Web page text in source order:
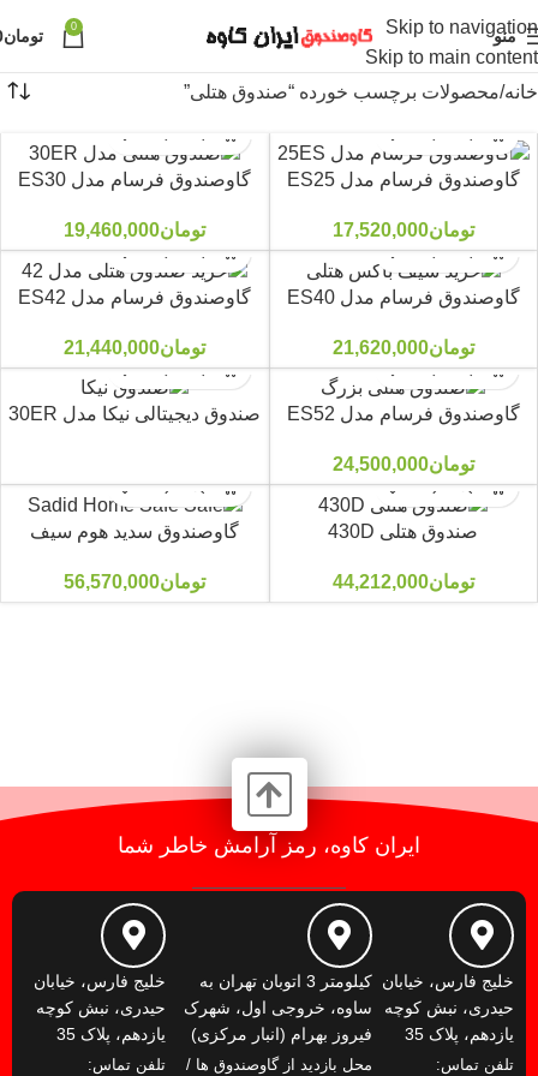
Skip to navigation
Skip to main content
منو 0 تومان
خانه محصولات برچسب خورده “صندوق هتلی”
گاوصندوق فرسام مدل ES25
تومان17,520,000
گاوصندوق فرسام مدل ES30
تومان19,460,000
گاوصندوق فرسام مدل ES40
تومان21,620,000
گاوصندوق فرسام مدل ES42
تومان21,440,000
گاوصندوق فرسام مدل ES52
تومان24,500,000
صندوق دیجیتالی نیکا مدل 30ER
صندوق هتلی 430D
تومان44,212,000
گاوصندوق سدید هوم سیف
تومان56,570,000
ایران کاوه، رمز آرامش خاطر شما
خلیج فارس، خیابان
حیدری، نبش کوچه
یازدهم، پلاک 35
تلفن تماس:
کیلومتر 3 اتوبان تهران به
ساوه، خروجی اول، شهرک
فیروز بهرام (انبار مرکزی)
محل بازدید از گاوصندوق ها /
خلیج فارس، خیابان
حیدری، نبش کوچه
یازدهم، پلاک 35
تلفن تماس: